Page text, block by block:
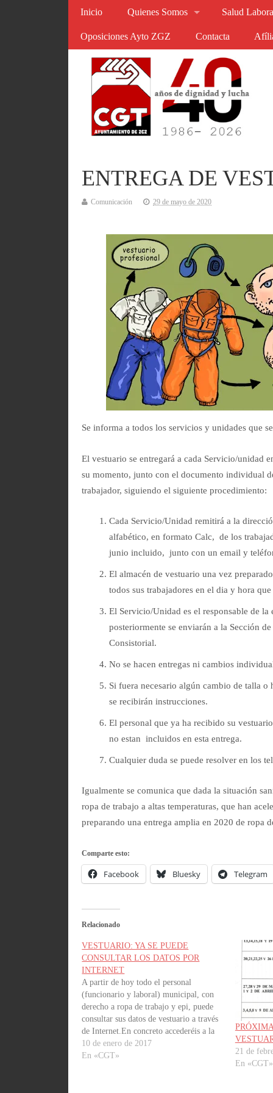
Inicio Quienes Somos Salud
Oposiciones Ayto ZGZ Contacta
ENTREGA DE
Comunicación 29 de mayo de 2020
Se informa a todos los servicios y unidades que
El vestuario se entregará a cada Servicio/unidad
su momento, junto con el documento individual
trabajador, siguiendo el siguiente procedimiento:
Cada Servicio/Unidad remitirá a la
alfabético, en formato Calc, de los
junio incluido, junto con un email y
El almacén de vestuario una vez
todos sus trabajadores en el dia y hora
El Servicio/Unidad es el responsable de
posteriormente se enviarán a la Sección
Consistorial.
No se hacen entregas ni cambios
Si fuera necesario algún cambio de talla
se recibirán instrucciones.
El personal que ya ha recibido su
no estan incluidos en esta entrega.
Cualquier duda se puede resolver en los
Igualmente se comunica que dada la situación
ropa de trabajo a altas temperaturas, que han
preparando una entrega amplia en 2020 de ropa
Comparte esto:
Facebook Bluesky Telegram
Relacionado
VESTUARIO: YA SE PUEDE
CONSULTAR LOS DATOS POR
INTERNET
A partir de hoy todo el personal
(funcionario y laboral) municipal, con
derecho a ropa de trabajo y epi, puede
consultar sus datos de vestuario a través
de Internet.En concreto accederéis a la
información que la Sección técnica de
apoyo operativo dispone sobre:
10 de enero de 2017
En «CGT»
21 de
En «CGT»